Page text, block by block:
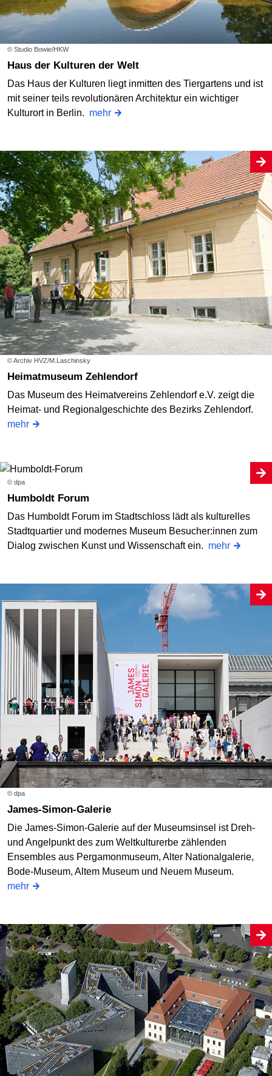
© Studio Bowie/HKW
Haus der Kulturen der Welt
Das Haus der Kulturen liegt inmitten des Tiergartens und ist
mit seiner teils revolutionären Architektur ein wichtiger
Kulturort in Berlin. mehr
© Archiv HVZ/M.Laschinsky
Heimatmuseum Zehlendorf
Das Museum des Heimatvereins Zehlendorf e.V. zeigt die
Heimat- und Regionalgeschichte des Bezirks Zehlendorf.
mehr
© dpa
Humboldt Forum
Das Humboldt Forum im Stadtschloss lädt als kulturelles
Stadtquartier und modernes Museum Besucher:innen zum
Dialog zwischen Kunst und Wissenschaft ein. mehr
© dpa
James-Simon-Galerie
Die James-Simon-Galerie auf der Museumsinsel ist Dreh-
und Angelpunkt des zum Weltkulturerbe zählenden
Ensembles aus Pergamonmuseum, Alter Nationalgalerie,
Bode-Museum, Altem Museum und Neuem Museum.
mehr